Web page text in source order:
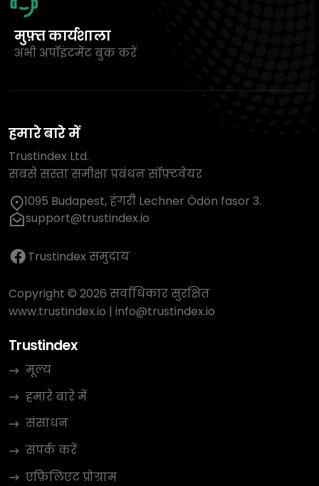
मुफ़्त कार्यशाला
अभी अपॉइंटमेंट बुक करें
हमारे बारे में
Trustindex Ltd.
सबसे सस्ता समीक्षा प्रबंधन सॉफ़्टवेयर
1095 Budapest, हंगरी Lechner Ödön fasor 3.
support@trustindex.io
Trustindex समुदाय
Copyright © 2026 सर्वाधिकार सुरक्षित
www.trustindex.io | info@trustindex.io
Trustindex
मूल्य
हमारे बारे में
संसाधन
संपर्क करें
एफ़िलिएट प्रोग्राम